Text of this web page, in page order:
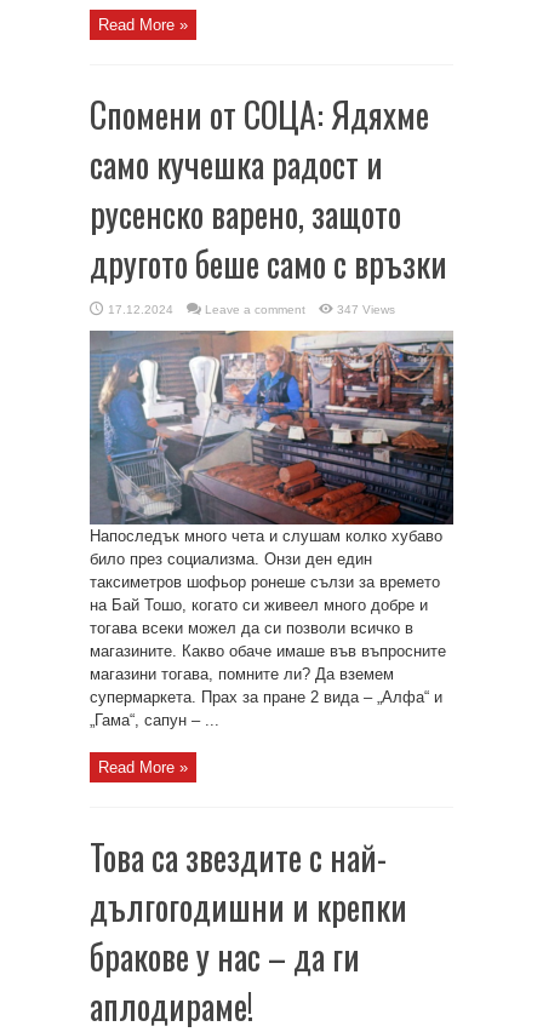
Read More »
Спомени от СОЦА: Ядяхме
само кучешка радост и
русенско варено, защото
другото беше само с връзки
17.12.2024 Leave a comment 347 Views
Напоследък много чета и слушам колко хубаво
било през социализма. Онзи ден един
таксиметров шофьор ронеше сълзи за времето
на Бай Тошо, когато си живеел много добре и
тогава всеки можел да си позволи всичко в
магазините. Какво обаче имаше във въпросните
магазини тогава, помните ли? Да вземем
супермаркета. Прах за пране 2 вида – „Алфа“ и
„Гама“, сапун – ...
Read More »
Това са звездите с най-
дългогодишни и крепки
бракове у нас – да ги
аплодираме!